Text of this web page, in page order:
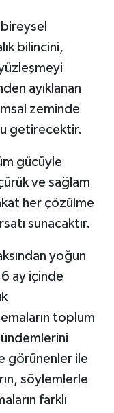
bilincini,
ayıklanan
zeminde
getirecektir.
gücüyle
ve sağlam
her çözülme
sunacaktır.
yoğun
ay içinde
toplum
görünenler ile
söylemlerle
farklı